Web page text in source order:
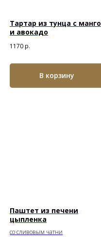
Тартар из тунца с манго
и авокадо
1170р.
В корзину
Паштет из печени
цыпленка
со сливовым чатни